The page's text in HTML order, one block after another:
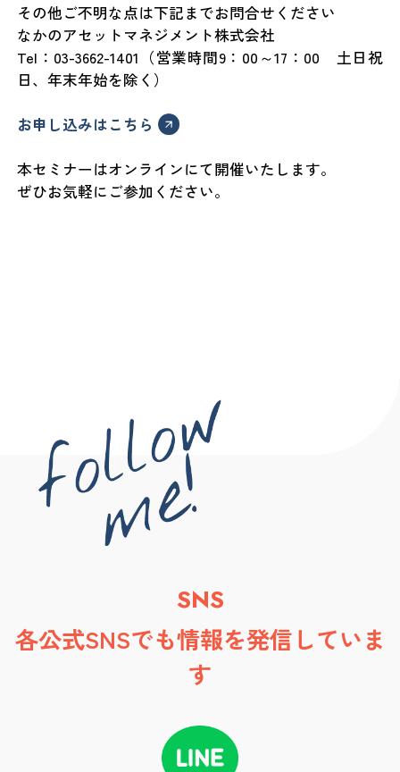
その他ご不明な点は下記までお問合せください
なかのアセットマネジメント株式会社
Tel：03-3662-1401（営業時間9：00～17：00 土日祝
日、年末年始を除く）
お申し込みはこちら
本セミナーはオンラインにて開催いたします。
ぜひお気軽にご参加ください。
SNS
各公式SNSでも情報を発信していま
す